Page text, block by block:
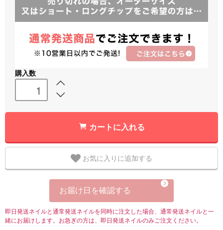
購入数
カートに入れる
お気に入りに追加する
お届け日を確認する
即日発送ネイルと通常発送ネイルを同時に注文した場合、通常発送ネイルと一
緒にお届けします。お急ぎの方は、即日発送ネイルのみご注文ください。